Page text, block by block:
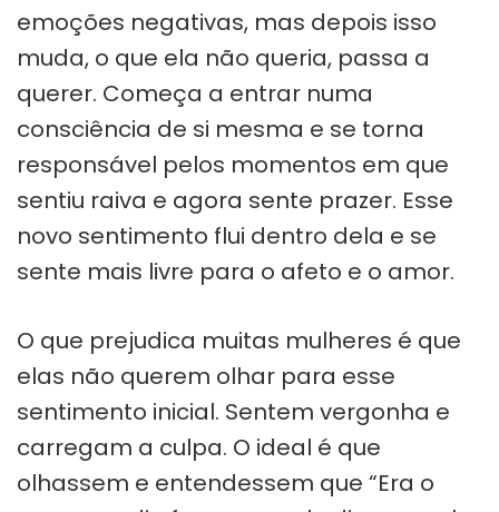
emoções negativas, mas depois isso
muda, o que ela não queria, passa a
querer. Começa a entrar numa
consciência de si mesma e se torna
responsável pelos momentos em que
sentiu raiva e agora sente prazer. Esse
novo sentimento flui dentro dela e se
sente mais livre para o afeto e o amor.
O que prejudica muitas mulheres é que
elas não querem olhar para esse
sentimento inicial. Sentem vergonha e
carregam a culpa. O ideal é que
olhassem e entendessem que “Era o